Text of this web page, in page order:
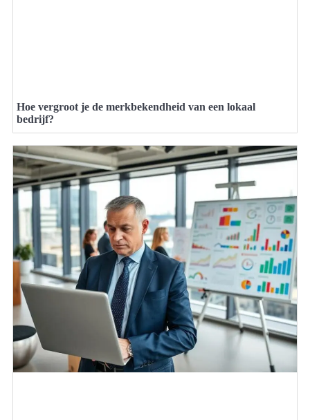
Hoe vergroot je de merkbekendheid van een lokaal
bedrijf?